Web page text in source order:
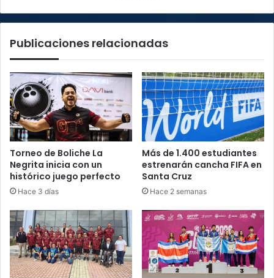
Publicaciones relacionadas
Torneo de Boliche La
Negrita inicia con un
histórico juego perfecto
Hace 3 días
Más de 1.400 estudiantes
estrenarán cancha FIFA en
Santa Cruz
Hace 2 semanas